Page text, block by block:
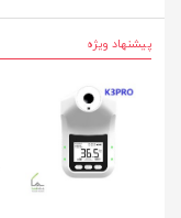
پیشنهاد ویژه